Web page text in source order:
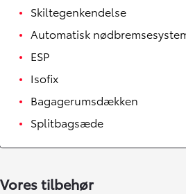
Skiltegenkendelse
Automatisk
ESP
Isofix
Bagagerumsdækken
Splitbagsæde
Vores tilbehør